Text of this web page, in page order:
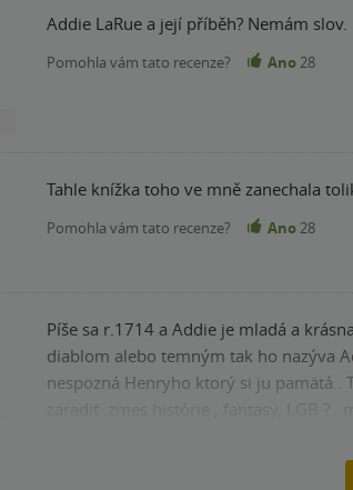
Addie LaRue a její příběh? Nemám slov.
Pomohla vám tato recenze? Ano 28
Tahle knížka toho ve mně zanechala
Pomohla vám tato recenze? Ano 28
Píše sa r.1714 a Addie je mladá a
diablom alebo temným tak ho nazýva
nespozná Henryho ktorý si ju pamätá.. Trvalo mi dlhšie kým som ju prečítala.. Mňa bavia historické knihy .. túto neviem